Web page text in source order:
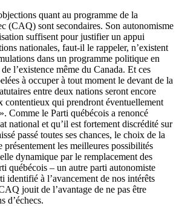
quant au programme de la
(CAQ) sont secondaires. Son autonomisme
suffisent pour justifier un appui
nationales, faut-il le rappeler, n’existent
dans un programme politique en
l’existence même du Canada. Et ces
à occuper à tout moment le devant de la
entre deux nations seront encore
contentieux qui prendront éventuellement
Comme le Parti québécois a renoncé
national et qu’il est fortement discrédité sur
passé toutes ses chances, le choix de la
les meilleures possibilités
dynamique par le remplacement des
québécois – un autre parti autonomiste
identifié à l’avancement de nos intérêts
jouit de l’avantage de ne pas être
d’échecs.